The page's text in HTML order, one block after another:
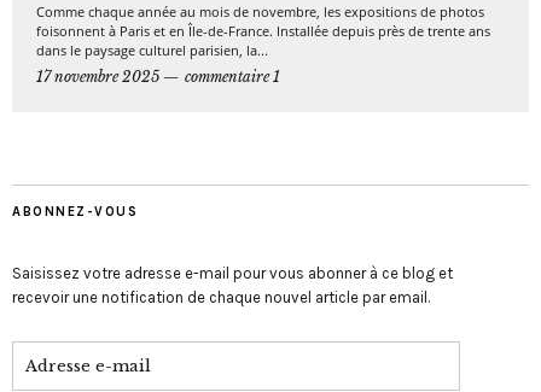
Comme chaque année au mois de novembre, les expositions de photos
foisonnent à Paris et en Île-de-France. Installée depuis près de trente ans
dans le paysage culturel parisien, la...
17 novembre 2025
commentaire 1
ABONNEZ-VOUS
Saisissez votre adresse e-mail pour vous abonner à ce blog et
recevoir une notification de chaque nouvel article par email.